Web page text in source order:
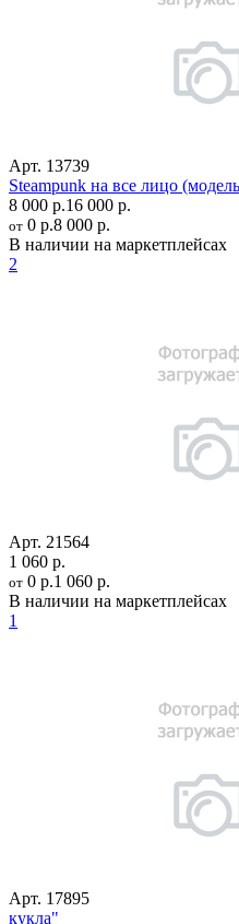
Арт. 13739
Steampunk на все лицо
8 000 р.16 000 р.
от 0 р.8 000 р.
В наличии на маркетплейсах
2
Арт. 21564
1 060 р.
от 0 р.1 060 р.
В наличии на маркетплейсах
1
Арт. 17895
кукла"